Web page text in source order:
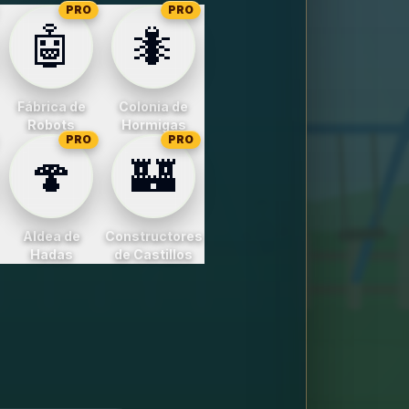
🤖
PRO
Fábrica de
Robots
🐜
PRO
Colonia de
Hormigas
🍄
PRO
Aldea de
Hadas
🏰
PRO
Constructores
de Castillos